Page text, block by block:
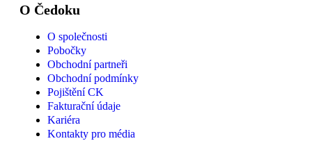
O Čedoku
O společnosti
Pobočky
Obchodní partneři
Obchodní podmínky
Pojištění CK
Fakturační údaje
Kariéra
Kontakty pro média